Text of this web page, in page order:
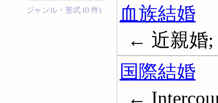
ジャンル・形式 (0 件)
血族結婚
← 近親婚;
国際結婚
←